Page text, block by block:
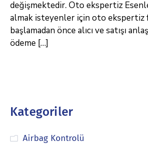
değişmektedir. Oto ekspertiz
almak isteyenler için oto ekspertiz
başlamadan önce alıcı ve satışı
ödeme […]
Kategoriler
Airbag Kontrolü